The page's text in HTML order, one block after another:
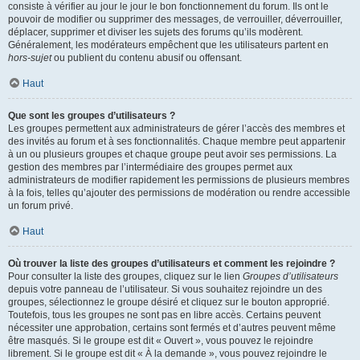
consiste à vérifier au jour le jour le bon fonctionnement du forum. Ils ont le
pouvoir de modifier ou supprimer des messages, de verrouiller, déverrouiller,
déplacer, supprimer et diviser les sujets des forums qu’ils modèrent.
Généralement, les modérateurs empêchent que les utilisateurs partent en
hors-sujetou publient du contenu abusif ou offensant.
Haut
Que sont les groupes d’utilisateurs ?
Les groupes permettent aux administrateurs de gérer l’accès des membres et
des invités au forum et à ses fonctionnalités. Chaque membre peut appartenir
à un ou plusieurs groupes et chaque groupe peut avoir ses permissions. La
gestion des membres par l’intermédiaire des groupes permet aux
administrateurs de modifier rapidement les permissions de plusieurs membres
à la fois, telles qu’ajouter des permissions de modération ou rendre accessible
un forum privé.
Haut
Où trouver la liste des groupes d’utilisateurs et comment les rejoindre ?
Pour consulter la liste des groupes, cliquez sur le lien Groupes d’utilisateurs
depuis votre panneau de l’utilisateur. Si vous souhaitez rejoindre un des
groupes, sélectionnez le groupe désiré et cliquez sur le bouton approprié.
Toutefois, tous les groupes ne sont pas en libre accès. Certains peuvent
nécessiter une approbation, certains sont fermés et d’autres peuvent même
être masqués. Si le groupe est dit « Ouvert », vous pouvez le rejoindre
librement. Si le groupe est dit « À la demande », vous pouvez rejoindre le